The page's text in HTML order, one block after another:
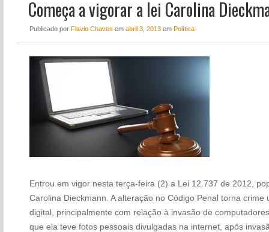
NOTÍCIAS PERFIL
CONTATO
Começa a vigorar a lei Carolina
Publicado por Flavio Chaves em abril 3, 2013em Política
Entrou em vigor nesta terça-feira (2) a Lei 12.737 de 2012,
Carolina Dieckmann. A alteração no Código Penal torna
digital, principalmente com relação à invasão de
que ela teve fotos pessoais divulgadas na internet, após